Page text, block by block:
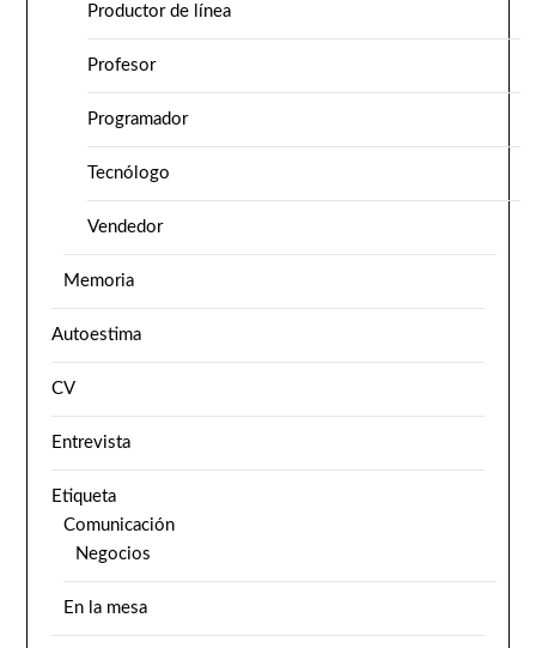
Productor de línea
Profesor
Programador
Tecnólogo
Vendedor
Memoria
Autoestima
CV
Entrevista
Etiqueta
Comunicación
Negocios
En la mesa